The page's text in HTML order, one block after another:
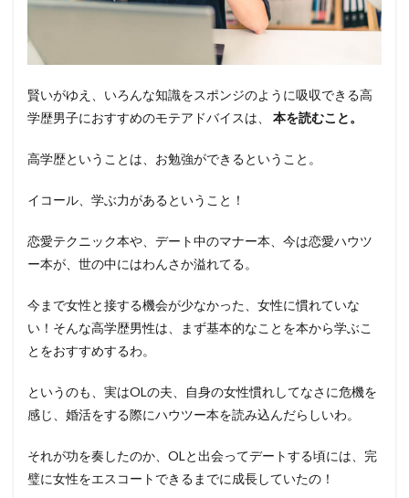
賢いがゆえ、いろんな知識をスポンジのように吸収できる高
学歴男子におすすめのモテアドバイスは、 本を読むこと。
高学歴ということは、お勉強ができるということ。
イコール、学ぶ力があるということ！
恋愛テクニック本や、デート中のマナー本、今は恋愛ハウツ
ー本が、世の中にはわんさか溢れてる。
今まで女性と接する機会が少なかった、女性に慣れていな
い！そんな高学歴男性は、まず基本的なことを本から学ぶこ
とをおすすめするわ。
というのも、実はOLの夫、自身の女性慣れしてなさに危機を
感じ、婚活をする際にハウツー本を読み込んだらしいわ。
それが功を奏したのか、OLと出会ってデートする頃には、完
璧に女性をエスコートできるまでに成長していたの！